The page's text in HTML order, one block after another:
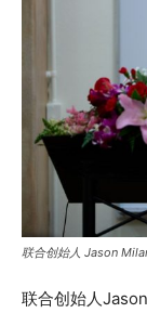
联合创始人 Jason
联合创始人